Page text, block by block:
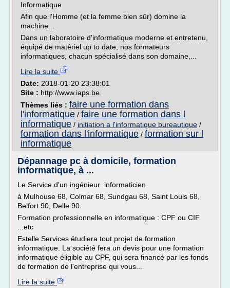
Informatique
Afin que l'Homme (et la femme bien sûr) domine la
machine...
Dans un laboratoire d'informatique moderne et entretenu,
équipé de matériel up to date, nos formateurs
informatiques, chacun spécialisé dans son domaine,...
Lire la suite
Date: 2018-01-20 23:38:01
Site : http://www.iaps.be
Thèmes liés : faire une formation dans
l'informatique / faire une formation dans l
informatique / initiation a l'informatique bureautique /
formation dans l'informatique / formation sur l
informatique
Dépannage pc à domicile, formation
informatique, à ...
Le Service d'un ingénieur informaticien
à Mulhouse 68, Colmar 68, Sundgau 68, Saint Louis 68,
Belfort 90, Delle 90.
Formation professionnelle en informatique : CPF ou CIF
...etc
Estelle Services étudiera tout projet de formation
informatique. La société fera un devis pour une formation
informatique éligible au CPF, qui sera financé par les fonds
de formation de l'entreprise qui vous...
Lire la suite